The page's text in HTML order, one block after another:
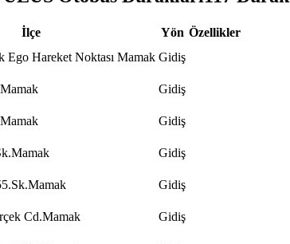
İlçe Yön Özellikler
Ego Hareket Noktası Mamak Gidiş
Gidiş
Gidiş
Gidiş
Gidiş
Cd.Mamak Gidiş